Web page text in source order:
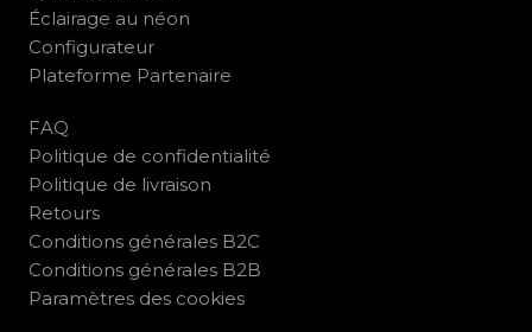
Éclairage au néon
Configurateur
Plateforme Partenaire
FAQ
Politique de confidentialité
Politique de livraison
Retours
Conditions générales B2C
Conditions générales B2B
Paramètres des cookies